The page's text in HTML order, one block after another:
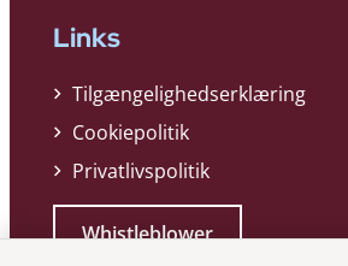
Links
Tilgængelighedserklæring
Cookiepolitik
Privatlivspolitik
Whistleblower